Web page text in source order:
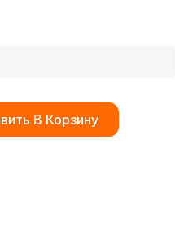
В Корзину